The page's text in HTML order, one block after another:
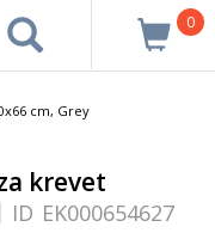
0
cm, Grey
krevet
ID EK000654627